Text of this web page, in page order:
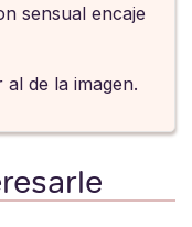
sensual encaje
de la imagen.